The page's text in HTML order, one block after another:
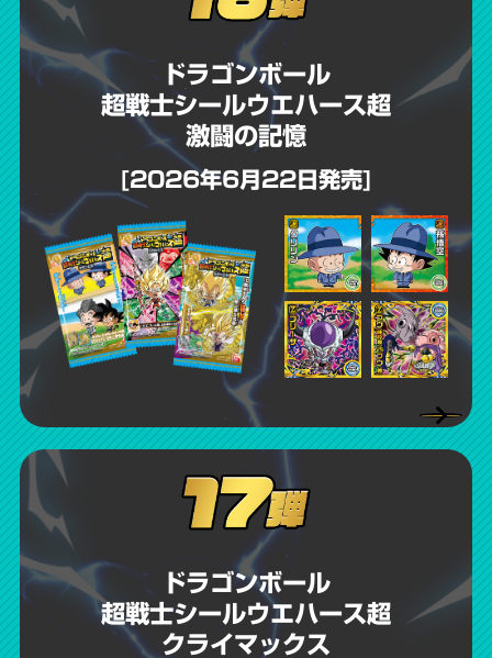
02
ドラゴンボール
超戦士シールウエハース
10TH ANNIVERSARY FIGURE
「ドラゴンボール 超戦士シールウエハース」シリーズの誕生10周年を記念
して、
究極のメモリアルアイテムが2026年11月より全国のクレーンゲームにて登
場！
超サイヤ人「孫悟空」の「10thレア」のデザインをそのまま大迫力のフィ
ギュア化。ファン必携の超豪華アニバーサリー仕様で、新たなコレクショ
ンとして圧倒的な存在感を放つ！
詳細はこちら
03
ドラゴンボール
スーパーカードゲーム
フュージョンワールド
「ドラゴンボールスーパーカードゲーム フュージョンワールド」と超戦士
シールウエハースのコラボカード・シールが登場！
今後開催の店舗大会の参加記念品として、超戦士シールウエハースデザイ
ンのエナジーマーカーと、フュージョンワールドのイラストをデフォルメ
化した超戦士シールをセットで配布予定！
詳細はこちら
04
ドラゴンボールスーパーダイバ
ーズ
「ドラゴンボールスーパーダイバーズ」と「超戦士シールウエハース」の
コラボカード・シールが登場！
2026年10月より開催の「ドラゴンボールスーパーダイバーズ 超フェスティ
バル」にて、超戦士デザインのアバターカードと、スーパーダイバーズの
カードイラストをデフォルメ化した超戦士シールをセットで配布！
詳細はこちら
06
『超戦士シールウエハース
10周年 超開封体験』サイト
オープン期間：2026年5月15日(金)～ 2027年2月26日(金)
10年分の超戦士シールウエハースが大集合！
お手持ちのスマホ・パソコンで開封のワクワクを追体験しよう！
詳細はこちら
07
「ドラゴンボール
超戦士シールウエハース」
シリーズ10周年記念
投票『進化を続ける超戦士た
ち』
歴代の箔押し仕様のレアシール全70種による復刻投票を実施！
投票で選ばれた10種は、2026年6月発売以降の弾にW箔押仕様のアルティ
メットゴッドレアとして再収録決定！
詳細はこちら
ドラゴンボール
超戦士シールウエハース超
激闘の記憶
[2026年6月22日発売]
ドラゴンボール
超戦士シールウエハース超
クライマックス